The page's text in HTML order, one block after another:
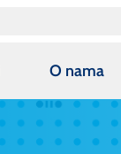
O nama